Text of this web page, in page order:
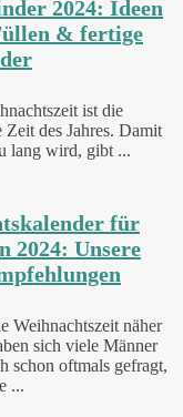
2024: Ideen
& fertige
ist die
Zeit des Jahres. Damit
lang wird, gibt ...
für
2024: Unsere
Weihnachtszeit näher
sich viele Männer
schon oftmals gefragt,
...